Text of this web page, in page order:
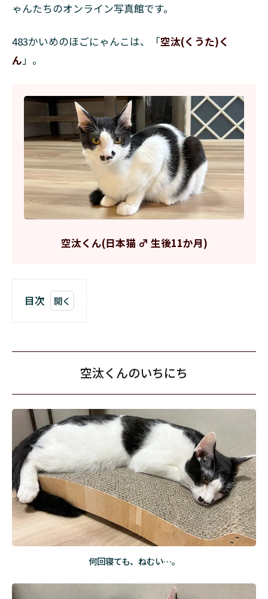
ゃんたちのオンライン写真館です。
483かいめのほごにゃんこは、「空汰(くうた)く
ん 」。
空汰くん(日本猫 ♂ 生後11か月)
目次
い
ち
に
ち
2
こ
な
ね
こ
で
す
空汰
空汰くんのいちにち
何回寝ても、ねむい…。